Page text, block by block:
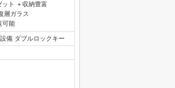
ト
収納豊富
層ガラス
可能
備 ダブルロックキー